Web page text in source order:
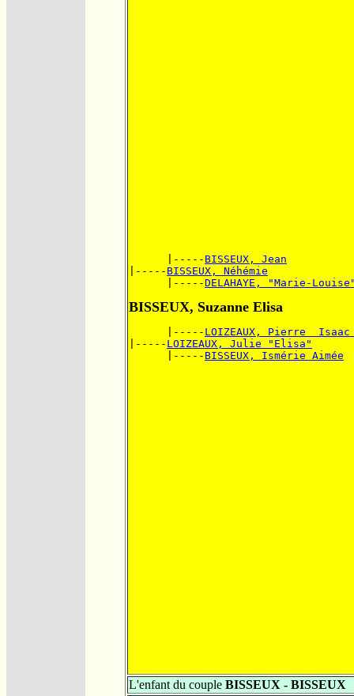
      |-----
BISSEUX, Jean
|----- BISSEUX, Néhémie
      |-----
DELAHAYE, "Marie-
BISSEUX, Suzanne Elisa
      |-----
LOIZEAUX, Pierre
|----- LOIZEAUX, Julie "Elisa"
      |-----
BISSEUX, Ismérie Aimée
L'enfant du couple BISSEUX - BISSEUX